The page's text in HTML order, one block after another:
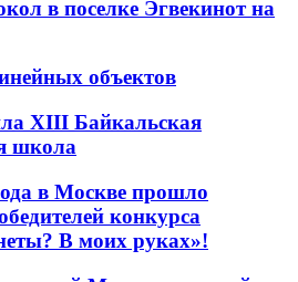
в поселке Эгвекинот на
объектов
XIII Байкальская
школа
в Москве прошло
конкурса
В моих руках»!